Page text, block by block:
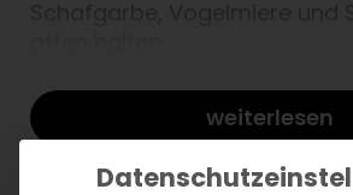
wird das Sammeln,
Verfeinern zum wahren
Geschmacksverstärker und
weiterlesen